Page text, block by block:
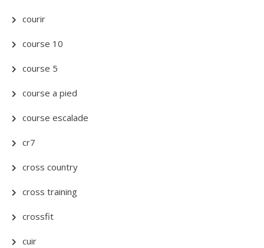
courir
course 10
course 5
course a pied
course escalade
cr7
cross country
cross training
crossfit
cuir